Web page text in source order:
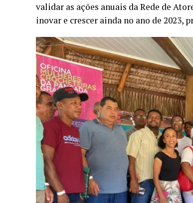
validar as ações anuais da Rede de
inovar e crescer ainda no ano de